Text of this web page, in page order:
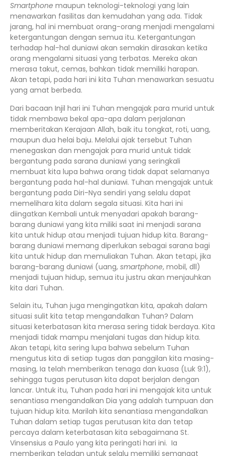
Smartphone maupun teknologi-teknologi yang lain
menawarkan fasilitas dan kemudahan yang ada. Tidak
jarang, hal ini membuat orang-orang menjadi mengalami
ketergantungan dengan semua itu. Ketergantungan
terhadap hal-hal duniawi akan semakin dirasakan ketika
orang mengalami situasi yang terbatas. Mereka akan
merasa takut, cemas, bahkan tidak memiliki harapan.
Akan tetapi, pada hari ini kita Tuhan menawarkan sesuatu
yang amat berbeda.
Dari bacaan Injil hari ini Tuhan mengajak para murid untuk
tidak membawa bekal apa-apa dalam perjalanan
memberitakan Kerajaan Allah, baik itu tongkat, roti, uang,
maupun dua helai baju. Melalui ajak tersebut Tuhan
menegaskan dan mengajak para murid untuk tidak
bergantung pada sarana duniawi yang seringkali
membuat kita lupa bahwa orang tidak dapat selamanya
bergantung pada hal-hal duniawi. Tuhan mengajak untuk
bergantung pada Diri-Nya sendiri yang selalu dapat
memelihara kita dalam segala situasi. Kita hari ini
diingatkan Kembali untuk menyadari apakah barang-
barang duniawi yang kita miliki saat ini menjadi sarana
kita untuk hidup atau menjadi tujuan hidup kita. Barang-
barang duniawi memang diperlukan sebagai sarana bagi
kita untuk hidup dan memuliakan Tuhan. Akan tetapi, jika
barang-barang duniawi (uang, smartphone, mobil, dll)
menjadi tujuan hidup, semua itu justru akan menjauhkan
kita dari Tuhan.
Selain itu, Tuhan juga mengingatkan kita, apakah dalam
situasi sulit kita tetap mengandalkan Tuhan? Dalam
situasi keterbatasan kita merasa sering tidak berdaya. Kita
menjadi tidak mampu menjalani tugas dan hidup kita.
Akan tetapi, kita sering lupa bahwa sebelum Tuhan
mengutus kita di setiap tugas dan panggilan kita masing-
masing, Ia telah memberikan tenaga dan kuasa (Luk 9:1),
sehingga tugas perutusan kita dapat berjalan dengan
lancar. Untuk itu, Tuhan pada hari ini mengajak kita untuk
senantiasa mengandalkan Dia yang adalah tumpuan dan
tujuan hidup kita. Marilah kita senantiasa mengandalkan
Tuhan dalam setiap tugas perutusan kita dan tetap
percaya dalam keterbatasan kita sebagaimana St.
Vinsensius a Paulo yang kita peringati hari ini. Ia
memberikan teladan untuk selalu memiliki semangat